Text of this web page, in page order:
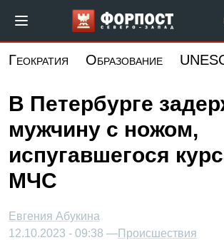
основному
Форпост
Геократия Образование
В Петербурге
мужчину с ножом,
испугавшегося
МЧС
Евгения Абукина
12.10.2023 - 09:38 —Происшествия